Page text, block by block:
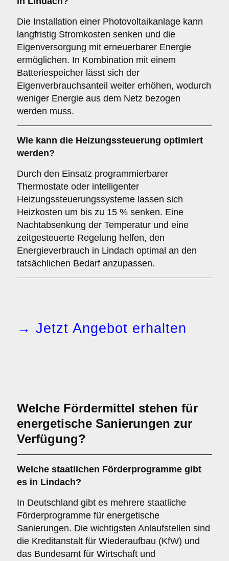
Die Installation einer Photovoltaikanlage kann
langfristig Stromkosten senken und die
Eigenversorgung mit erneuerbarer Energie
ermöglichen. In Kombination mit einem
Batteriespeicher lässt sich der
Eigenverbrauchsanteil weiter erhöhen, wodurch
weniger Energie aus dem Netz bezogen
werden muss.
Wie kann die Heizungssteuerung optimiert
werden?
Durch den Einsatz programmierbarer
Thermostate oder intelligenter
Heizungssteuerungssysteme lassen sich
Heizkosten um bis zu 15 % senken. Eine
Nachtabsenkung der Temperatur und eine
zeitgesteuerte Regelung helfen, den
Energieverbrauch in Lindach optimal an den
tatsächlichen Bedarf anzupassen.
→ Jetzt Angebot erhalten
Welche Fördermittel stehen für
energetische Sanierungen zur
Verfügung?
Welche staatlichen Förderprogramme gibt
es in Lindach?
In Deutschland gibt es mehrere staatliche
Förderprogramme für energetische
Sanierungen. Die wichtigsten Anlaufstellen sind
die Kreditanstalt für Wiederaufbau (KfW) und
das Bundesamt für Wirtschaft und